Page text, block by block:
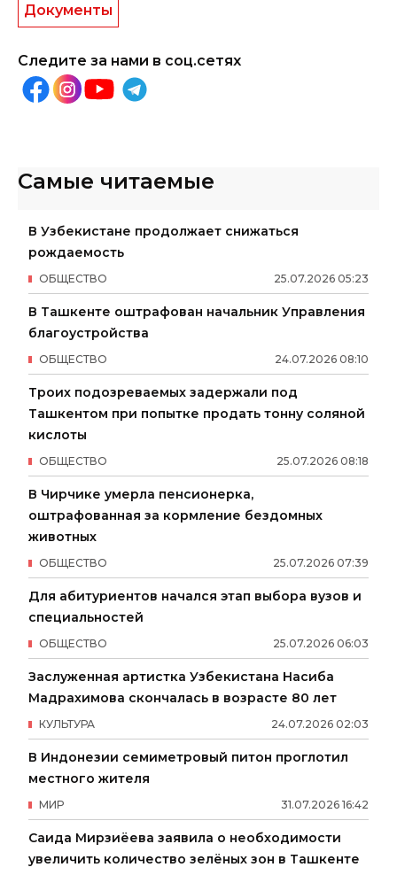
Документы
Следите за нами в соц.сетях
Самые читаемые
В Узбекистане продолжает снижаться
рождаемость
25.07.2026 05:23
ОБЩЕСТВО
В Ташкенте оштрафован начальник Управления
благоустройства
24.07.2026 08:10
ОБЩЕСТВО
Троих подозреваемых задержали под
Ташкентом при попытке продать тонну соляной
кислоты
25.07.2026 08:18
ОБЩЕСТВО
В Чирчике умерла пенсионерка,
оштрафованная за кормление бездомных
животных
25.07.2026 07:39
ОБЩЕСТВО
Для абитуриентов начался этап выбора вузов и
специальностей
25.07.2026 06:03
ОБЩЕСТВО
Заслуженная артистка Узбекистана Насиба
Мадрахимова скончалась в возрасте 80 лет
24.07.2026 02:03
КУЛЬТУРА
В Индонезии семиметровый питон проглотил
местного жителя
31.07.2026 16:42
МИР
Саида Мирзиёева заявила о необходимости
увеличить количество зелёных зон в Ташкенте